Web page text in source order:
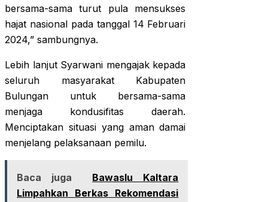
bersama-sama turut pula mensukses
hajat nasional pada tanggal 14 Februari
2024,” sambungnya.
Lebih lanjut Syarwani mengajak kepada
seluruh masyarakat Kabupaten
Bulungan untuk bersama-sama
menjaga kondusifitas daerah.
Menciptakan situasi yang aman damai
menjelang pelaksanaan pemilu.
Baca juga
Bawaslu Kaltara
Limpahkan Berkas Rekomendasi